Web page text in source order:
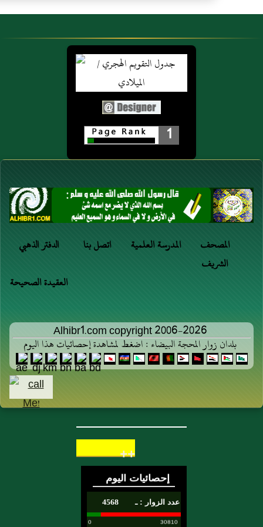
1
الدفتر الذهبي اتصل بنا المدرسة العلمية
المصحف
الشريف
العقيدة الصحيحة
Alhibr1.com copyright 2006-2026
بلدان زوار المحجة البيضاء : اضغط لمشاهدة إحصائيات هذا اليوم
++